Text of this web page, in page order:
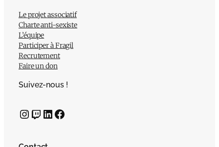
Le projet associatif
Charte anti-sexiste
L’équipe
Participer à Fragil
Recrutement
Faire un don
Suivez-nous !
InstagramTwitch LinkedIn Facebook